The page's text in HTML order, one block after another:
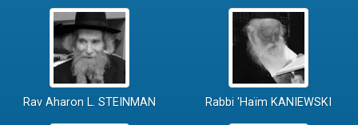
Rav Aharon L. STEINMAN Rabbi 'Haïm KANIEWSKI